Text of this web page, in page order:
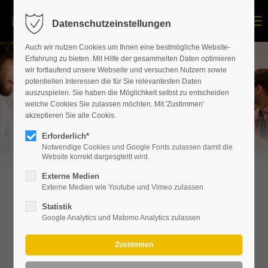
(M.Sc.)
Business Management
Strategic Innovation
Management
Datenschutzeinstellungen
Auch wir nutzen Cookies um Ihnen eine bestmögliche Website-
Erfahrung zu bieten. Mit Hilfe der gesammelten Daten optimieren
wir fortlaufend unsere Webseite und versuchen Nutzern sowie
potentiellen Interessen die für Sie relevantesten Daten
auszuspielen. Sie haben die Möglichkeit selbst zu entscheiden
welche Cookies Sie zulassen möchten. Mit 'Zustimmen'
akzeptieren Sie alle Cookis.
Erforderlich*
Notwendige Cookies und Google Fonts zulassen damit die
Website korrekt dargesgtellt wird.
Externe Medien
Externe Medien wie Youtube und Vimeo zulassen
Statistik
Google Analytics und Matomo Analytics zulassen